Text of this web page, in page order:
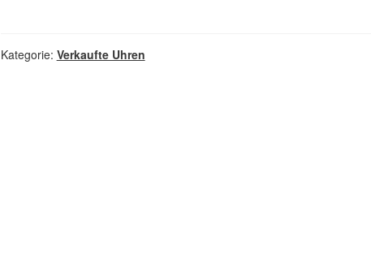
Kategorie: Verkaufte Uhren